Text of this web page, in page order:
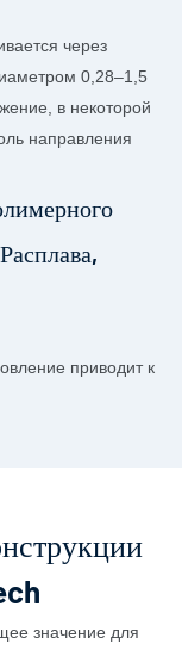
через
0,28–1,5
в некоторой
направления
приводит к
значение для